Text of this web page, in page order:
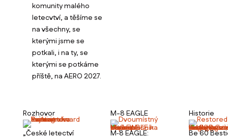
komunity malého
letecvtví, a těšíme se
na všechny, se
kterými jsme se
potkali, i na ty, se
kterými se potkáme
příště, na AERO 2027.
Rozhovor
„České letectví
M-8 EAGLE
M‑8 EAGLE:
Historie
Be 60